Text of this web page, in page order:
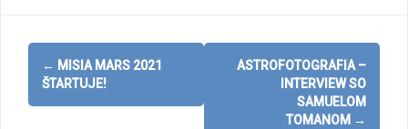
Post
navigation
← MISIA MARS 2021
ŠTARTUJE!
ASTROFOTOGRAFIA –
INTERVIEW SO
SAMUELOM
TOMANOM →